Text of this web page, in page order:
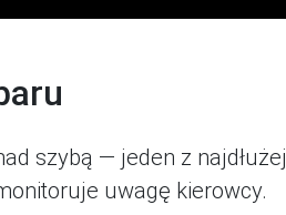
szybą — jeden z najdłużej
uwagę kierowcy.